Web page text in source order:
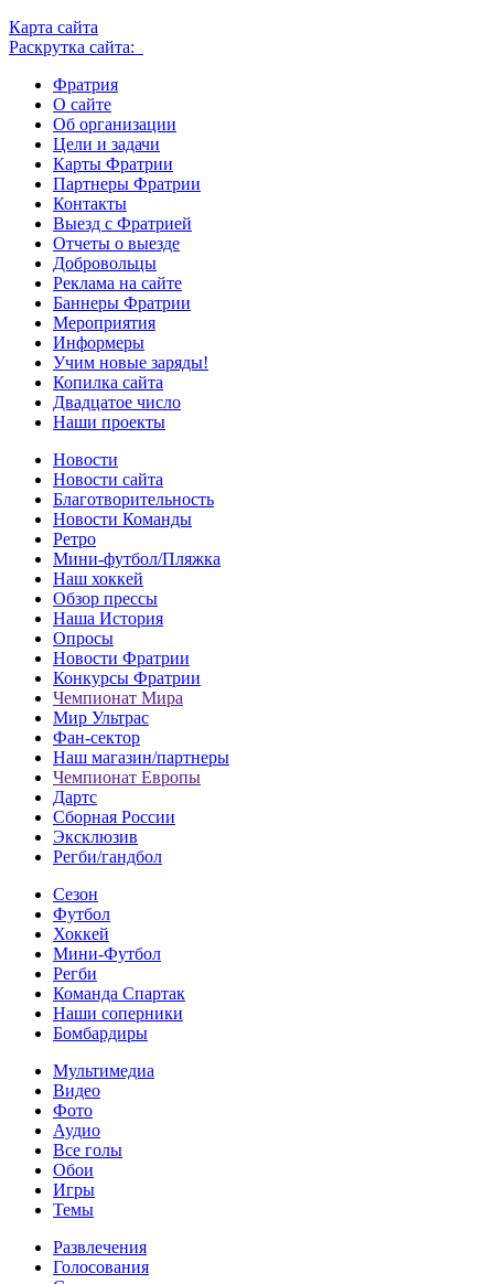
Карта сайта
Раскрутка сайта:
Фратрия
О сайте
Об организации
Цели и задачи
Карты Фратрии
Партнеры Фратрии
Контакты
Выезд с Фратрией
Отчеты о выезде
Добровольцы
Реклама на сайте
Баннеры Фратрии
Мероприятия
Информеры
Учим новые заряды!
Копилка сайта
Двадцатое число
Наши проекты
Новости
Новости сайта
Благотворительность
Новости Команды
Ретро
Мини-футбол/Пляжка
Наш хоккей
Обзор прессы
Наша История
Опросы
Новости Фратрии
Конкурсы Фратрии
Чемпионат Мира
Мир Ультрас
Фан-cектор
Наш магазин/партнеры
Чемпионат Европы
Дартс
Сборная России
Эксклюзив
Регби/гандбол
Сезон
Футбол
Хоккей
Мини-Футбол
Регби
Команда Спартак
Наши соперники
Бомбардиры
Мультимедиа
Видео
Фото
Аудио
Все голы
Обои
Игры
Темы
Развлечения
Голосования